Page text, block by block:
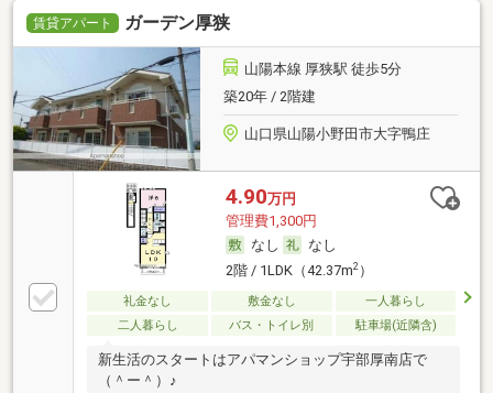
賃貸アパート ガーデン厚狭
山陽本線 厚狭駅 徒歩5分
築20年 / 2階建
山口県山陽小野田市大字鴨庄
4.90万円
管理費1,300円
なし
なし
2階 / 1LDK（42.37m2）
礼金なし 敷金なし
一人暮らし
二人暮らし
バス・トイレ別 駐車場(近隣含)
新生活のスタートはアパマンショップ宇部厚南店で
（＾ー＾）♪